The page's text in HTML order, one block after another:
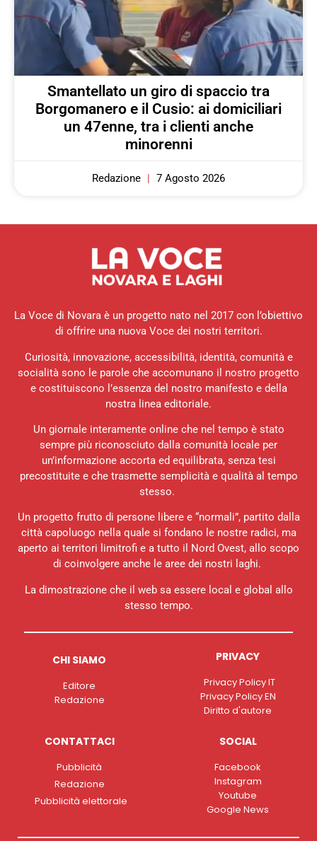
Smantellato un giro di spaccio tra
Borgomanero e il Cusio: ai domiciliari
un 47enne, tra i clienti anche
minorenni
Redazione 7 Agosto 2026
La Voce di Novara è un progetto nato nel 2017 con l’obiettivo
di offrire una nuova Voce dei nostri territori.
Curiosità, innovazione, accessibilità, identità, comunità e
socialità sono le parole che accomunano il nostro progetto
e costituiscono l’essenza del nostro manifesto e della
nostra linea editoriale.
Un giornale interamente online che nel tempo è stato
sempre più riconosciuto dalla comunità locale per
un’informazione accorta ed equilibrata, senza tesi
precostituite e che trasmette semplicità e qualità al tempo
stesso.
Un progetto frutto di persone libere e “normali”, partito dalla
città capoluogo nella quale si fondano le nostre radici, ma
aperto ai territori limitrofi e a tutto il Nord Ovest, allo scopo
di coinvolgere anche le aree dei nostri laghi.
La dimostrazione che il web sa essere local e global allo
stesso tempo.
CHI SIAMO
Editore
Redazione
PRIVACY
Privacy Policy IT
Privacy Policy EN
Diritto d'autore
CONTATTACI
Pubblicità
Redazione
Pubblicità elettorale
SOCIAL
Facebook
Instagram
Youtube
Google News